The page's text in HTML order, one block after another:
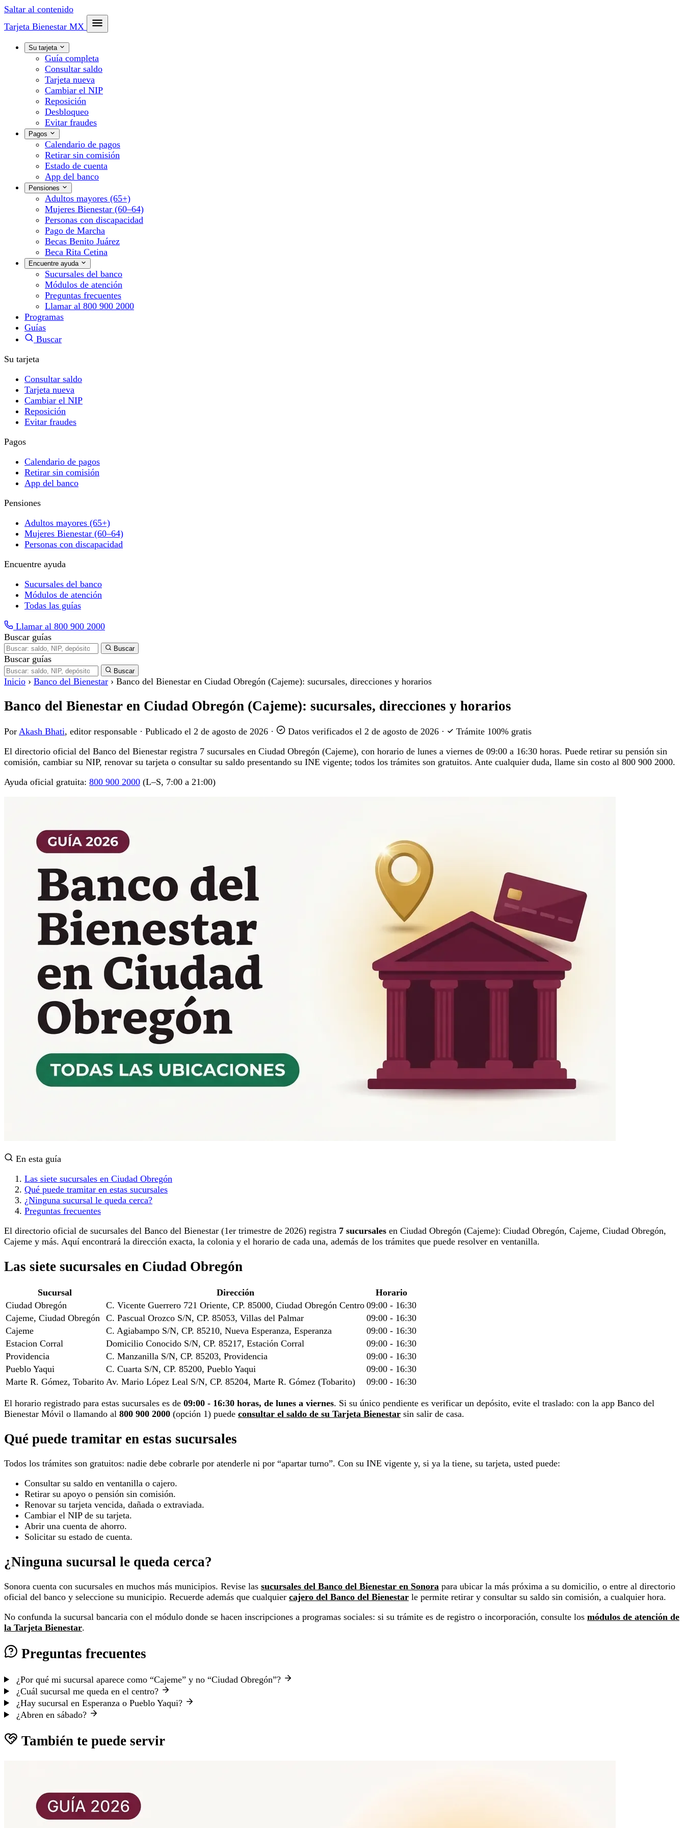
Saltar al contenido
Tarjeta Bienestar MX
Su tarjeta
Guía completa
Consultar saldo
Tarjeta nueva
Cambiar el NIP
Reposición
Desbloqueo
Evitar fraudes
Pagos
Calendario de pagos
Retirar sin comisión
Estado de cuenta
App del banco
Pensiones
Adultos mayores (65+)
Mujeres Bienestar (60–64)
Personas con discapacidad
Pago de Marcha
Becas Benito Juárez
Beca Rita Cetina
Encuentre ayuda
Sucursales del banco
Módulos de atención
Preguntas frecuentes
Llamar al 800 900 2000
Programas
Guías
Buscar
Su tarjeta
Consultar saldo
Tarjeta nueva
Cambiar el NIP
Reposición
Evitar fraudes
Pagos
Calendario de pagos
Retirar sin comisión
App del banco
Pensiones
Adultos mayores (65+)
Mujeres Bienestar (60–64)
Personas con discapacidad
Encuentre ayuda
Sucursales del banco
Módulos de atención
Todas las guías
Llamar al 800 900 2000
Buscar guías
Buscar
Buscar guías
Buscar
Inicio › Banco del Bienestar › Banco del Bienestar en Ciudad Obregón (Cajeme): sucursales, direcciones y horarios
Banco del Bienestar en Ciudad Obregón (Cajeme): sucursales, direcciones y horarios
Por Akash Bhati, editor responsable · Publicado el 2 de agosto de 2026 · Datos verificados el 2 de agosto de 2026 ·
Trámite 100% gratis
El directorio oficial del Banco del Bienestar registra 7 sucursales en Ciudad Obregón (Cajeme), con horario de lunes a viernes de 09:00 a 16:30 horas. Puede retirar su pensión sin
comisión, cambiar su NIP, renovar su tarjeta o consultar su saldo presentando su INE vigente; todos los trámites son gratuitos. Ante cualquier duda, llame sin costo al 800 900 2000.
Ayuda oficial gratuita: 800 900 2000 (L–S, 7:00 a 21:00)
En esta guía
Las siete sucursales en Ciudad Obregón
Qué puede tramitar en estas sucursales
¿Ninguna sucursal le queda cerca?
Preguntas frecuentes
El directorio oficial de sucursales del Banco del Bienestar (1er trimestre de 2026) registra 7 sucursales en Ciudad Obregón (Cajeme): Ciudad Obregón, Cajeme, Ciudad Obregón,
Cajeme y más. Aquí encontrará la dirección exacta, la colonia y el horario de cada una, además de los trámites que puede resolver en ventanilla.
Las siete sucursales en Ciudad Obregón
Sucursal Dirección
Horario
Ciudad Obregón
C. Vicente Guerrero 721 Oriente, CP. 85000, Ciudad Obregón Centro 09:00 - 16:30
Cajeme, Ciudad Obregón C. Pascual Orozco S/N, CP. 85053, Villas del Palmar
09:00 - 16:30
Cajeme
C. Agiabampo S/N, CP. 85210, Nueva Esperanza, Esperanza
09:00 - 16:30
Estacion Corral
Domicilio Conocido S/N, CP. 85217, Estación Corral
09:00 - 16:30
Providencia
C. Manzanilla S/N, CP. 85203, Providencia
09:00 - 16:30
Pueblo Yaqui
C. Cuarta S/N, CP. 85200, Pueblo Yaqui
09:00 - 16:30
Marte R. Gómez, Tobarito Av. Mario López Leal S/N, CP. 85204, Marte R. Gómez (Tobarito) 09:00 - 16:30
El horario registrado para estas sucursales es de 09:00 - 16:30 horas, de lunes a viernes. Si su único pendiente es verificar un depósito, evite el traslado: con la app Banco del
Bienestar Móvil o llamando al 800 900 2000 (opción 1) puede consultar el saldo de su Tarjeta Bienestar sin salir de casa.
Qué puede tramitar en estas sucursales
Todos los trámites son gratuitos: nadie debe cobrarle por atenderle ni por “apartar turno”. Con su INE vigente y, si ya la tiene, su tarjeta, usted puede:
Consultar su saldo en ventanilla o cajero.
Retirar su apoyo o pensión sin comisión.
Renovar su tarjeta vencida, dañada o extraviada.
Cambiar el NIP de su tarjeta.
Abrir una cuenta de ahorro.
Solicitar su estado de cuenta.
¿Ninguna sucursal le queda cerca?
Sonora cuenta con sucursales en muchos más municipios. Revise las sucursales del Banco del Bienestar en Sonora para ubicar la más próxima a su domicilio, o entre al directorio
oficial del banco y seleccione su municipio. Recuerde además que cualquier cajero del Banco del Bienestar le permite retirar y consultar su saldo sin comisión, a cualquier hora.
No confunda la sucursal bancaria con el módulo donde se hacen inscripciones a programas sociales: si su trámite es de registro o incorporación, consulte los módulos de atención de
la Tarjeta Bienestar.
Preguntas frecuentes
¿Por qué mi sucursal aparece como “Cajeme” y no “Ciudad Obregón”?
¿Cuál sucursal me queda en el centro?
¿Hay sucursal en Esperanza o Pueblo Yaqui?
¿Abren en sábado?
También te puede servir